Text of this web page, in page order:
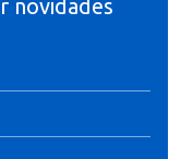
novidades